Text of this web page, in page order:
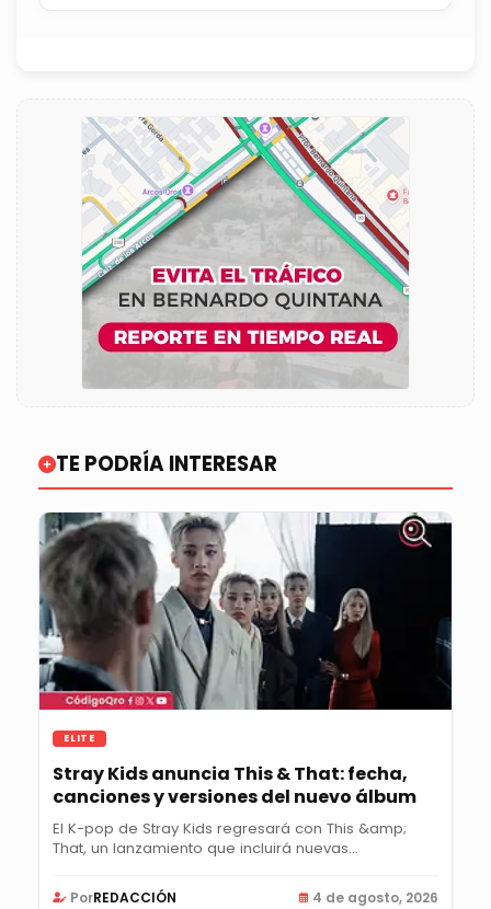
TE PODRÍA INTERESAR
ELITE
Stray Kids anuncia This & That: fecha,
canciones y versiones del nuevo álbum
El K-pop de Stray Kids regresará con This &amp;
That, un lanzamiento que incluirá nuevas
PorREDACCIÓN 4 de agosto, 2026